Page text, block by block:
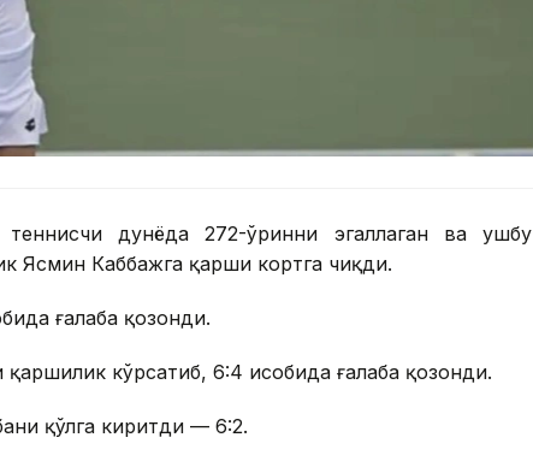
теннисчи дунёда 272-ўринни эгаллаган ва ушбу
Ясмин Каббажга қарши кортга чиқди.
ғалаба қозонди.
кўрсатиб, 6:4 ҳисобида ғалаба қозонди.
қўлга киритди — 6:2.